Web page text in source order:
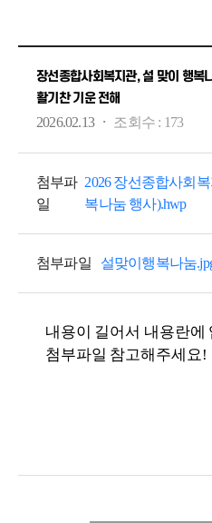
장선종합사회복지관, 설 맞이 행복
활기찬 기운 전해
2026.02.13 · 조회수 : 173
첨부파
일
2026 장선종합사회
복나눔 행사).hwp
첨부파일 설맞이행복나눔
내용이 길어서 내용란에
첨부파일 참고해주세요!